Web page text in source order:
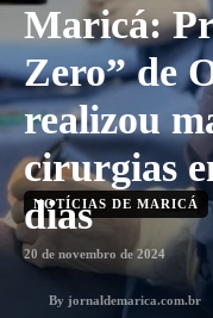
Maricá:
Zero” de
realizou
cirurgias
dias
NOTÍCIAS DE MARICÁ
20 de novembro de 2024
By jornaldemarica.com.br